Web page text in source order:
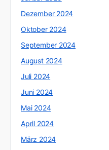
Dezember 2024
Oktober 2024
September 2024
August 2024
Juli 2024
Juni 2024
Mai 2024
April 2024
März 2024